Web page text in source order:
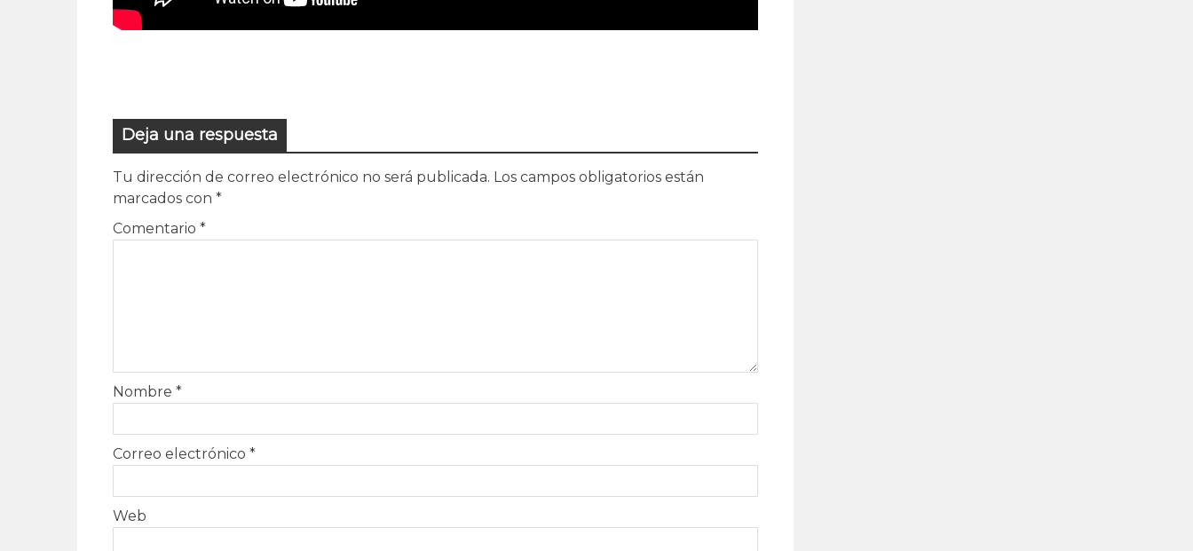
Deja una respuesta
Tu dirección de correo electrónico no será publicada. Los campos obligatorios están
marcados con *
Comentario *
Nombre *
Correo electrónico *
Web